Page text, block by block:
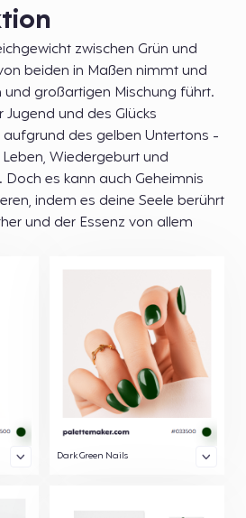
zwischen Grün und
beiden in Maßen nimmt und
und großartigen Mischung führt.
Jugend und des Glücks
des gelben Untertons -
Wiedergeburt und
es kann auch Geheimnis
indem es deine Seele berührt
und der Essenz von allem
Dark Green Nails